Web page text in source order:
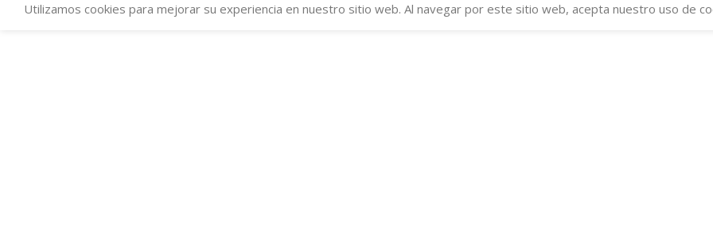
Utilizamos cookies para mejorar su experiencia en nuestro sitio web. Al navegar por este sitio web, acepta nuestro uso de